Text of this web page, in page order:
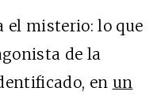
el misterio: lo que
de la
en un